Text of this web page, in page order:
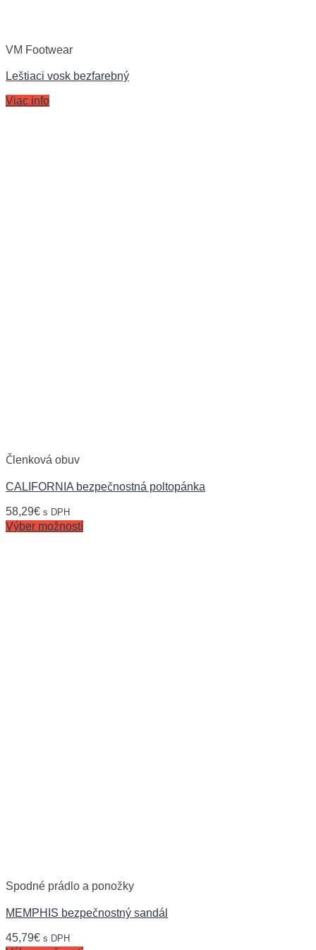
VM Footwear
Leštiaci vosk bezfarebný
Viac info
Členková obuv
CALIFORNIA bezpečnostná poltopánka
58,29€ s DPH
Výber možností
Spodné prádlo a ponožky
MEMPHIS bezpečnostný sandál
45,79€ s DPH